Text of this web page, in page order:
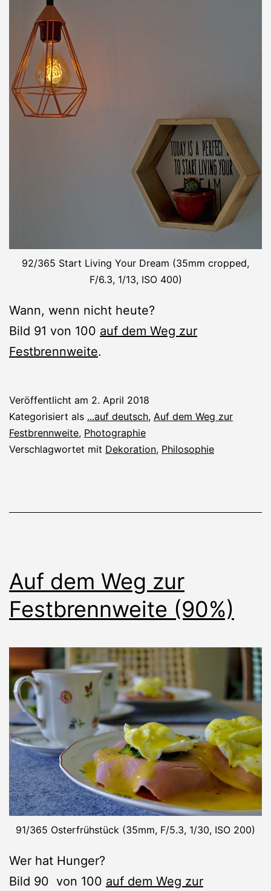
92/365 Start Living Your Dream (35mm cropped,
F/6.3, 1/13, ISO 400)
Wann, wenn nicht heute?
Bild 91 von 100 auf dem Weg zur
Festbrennweite.
Veröffentlicht am 2. April 2018
Kategorisiert als ...auf deutsch, Auf dem Weg zur
Festbrennweite, Photographie
Verschlagwortet mit Dekoration, Philosophie
Auf dem Weg zur
Festbrennweite (90%)
91/365 Osterfrühstück (35mm, F/5.3, 1/30, ISO 200)
Wer hat Hunger?
Bild 90 von 100 auf dem Weg zur